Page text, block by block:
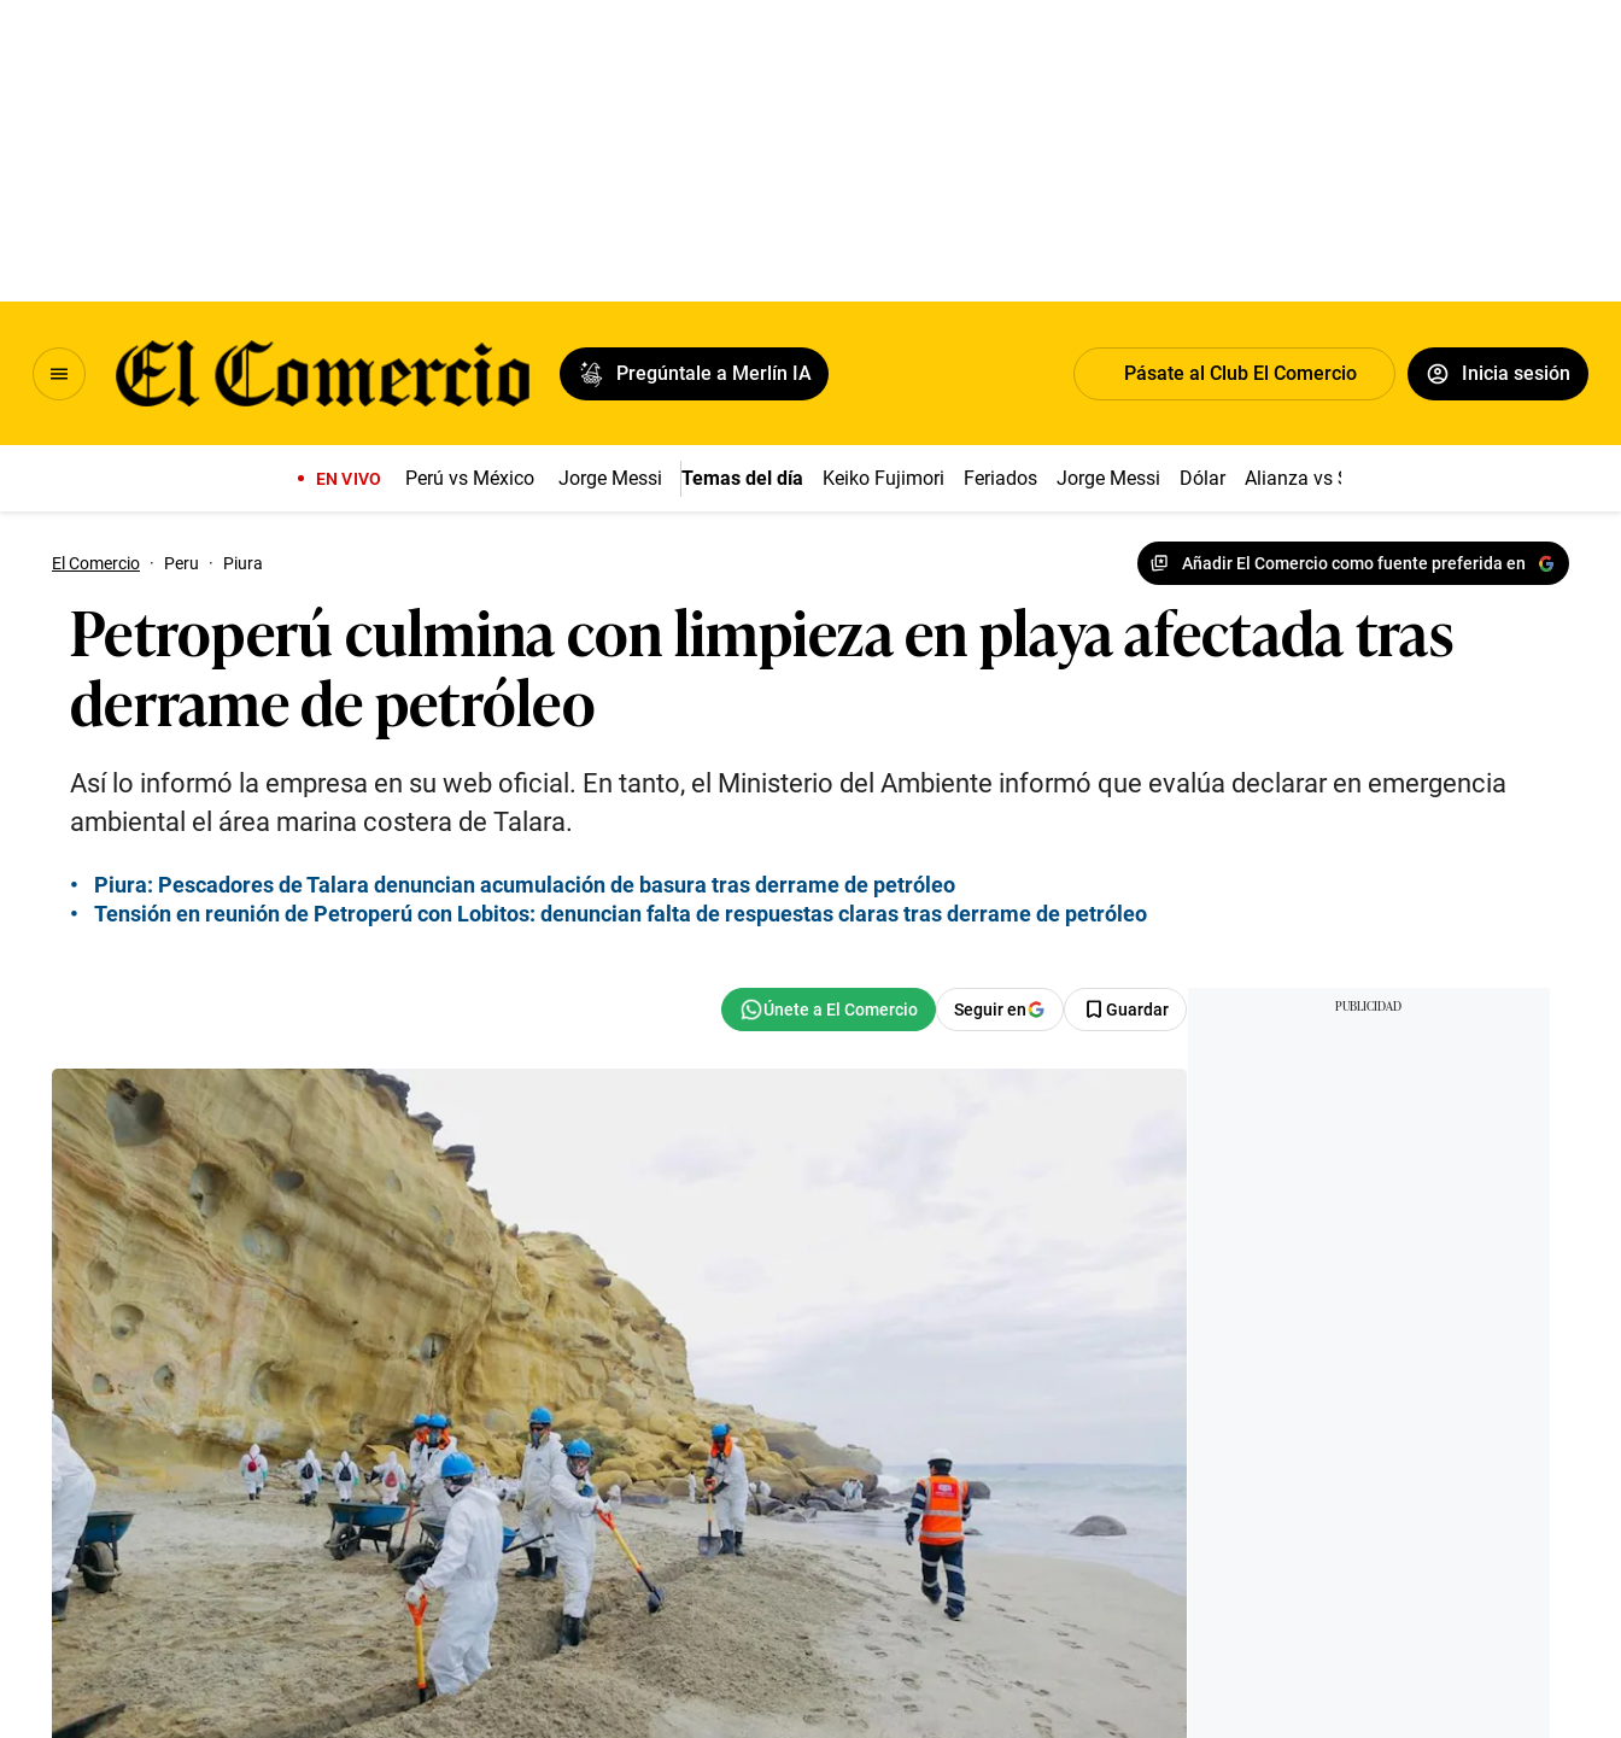
Pregúntale a Merlín IA Pásate al Club El Comercio Inicia sesión
EN VIVO Perú vs México Jorge Messi Temas del día Keiko Fujimori Feriados Jorge Messi Dólar Alianza vs Sport Boys
El Comercio · Peru · Piura Añadir El Comercio como fuente preferida en
Petroperú culmina con limpieza en playa afectada tras
derrame de petróleo
Así lo informó la empresa en su web oficial. En tanto, el Ministerio del Ambiente informó que evalúa declarar en emergencia
ambiental el área marina costera de Talara.
Piura: Pescadores de Talara denuncian acumulación de basura tras derrame de petróleo
Tensión en reunión de Petroperú con Lobitos: denuncian falta de respuestas claras tras derrame de petróleo
Seguir en Guardar